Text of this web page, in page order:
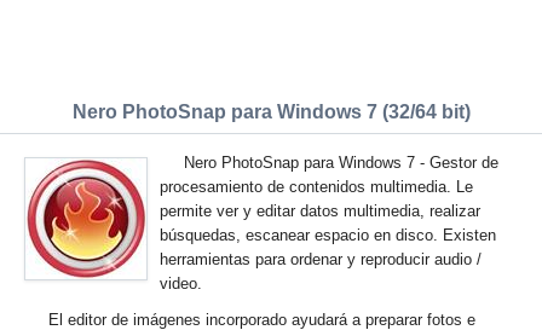
Nero PhotoSnap para Windows 7 (32/64 bit)
Nero PhotoSnap para Windows 7 - Gestor de
procesamiento de contenidos multimedia. Le
permite ver y editar datos multimedia, realizar
búsquedas, escanear espacio en disco. Existen
herramientas para ordenar y reproducir audio /
video.
El editor de imágenes incorporado ayudará a preparar fotos e